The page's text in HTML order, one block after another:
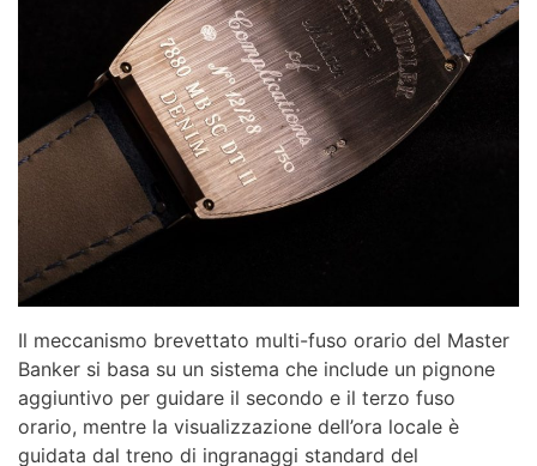
Il meccanismo brevettato multi-fuso orario del Master
Banker si basa su un sistema che include un pignone
aggiuntivo per guidare il secondo e il terzo fuso
orario, mentre la visualizzazione dell’ora locale è
guidata dal treno di ingranaggi standard del